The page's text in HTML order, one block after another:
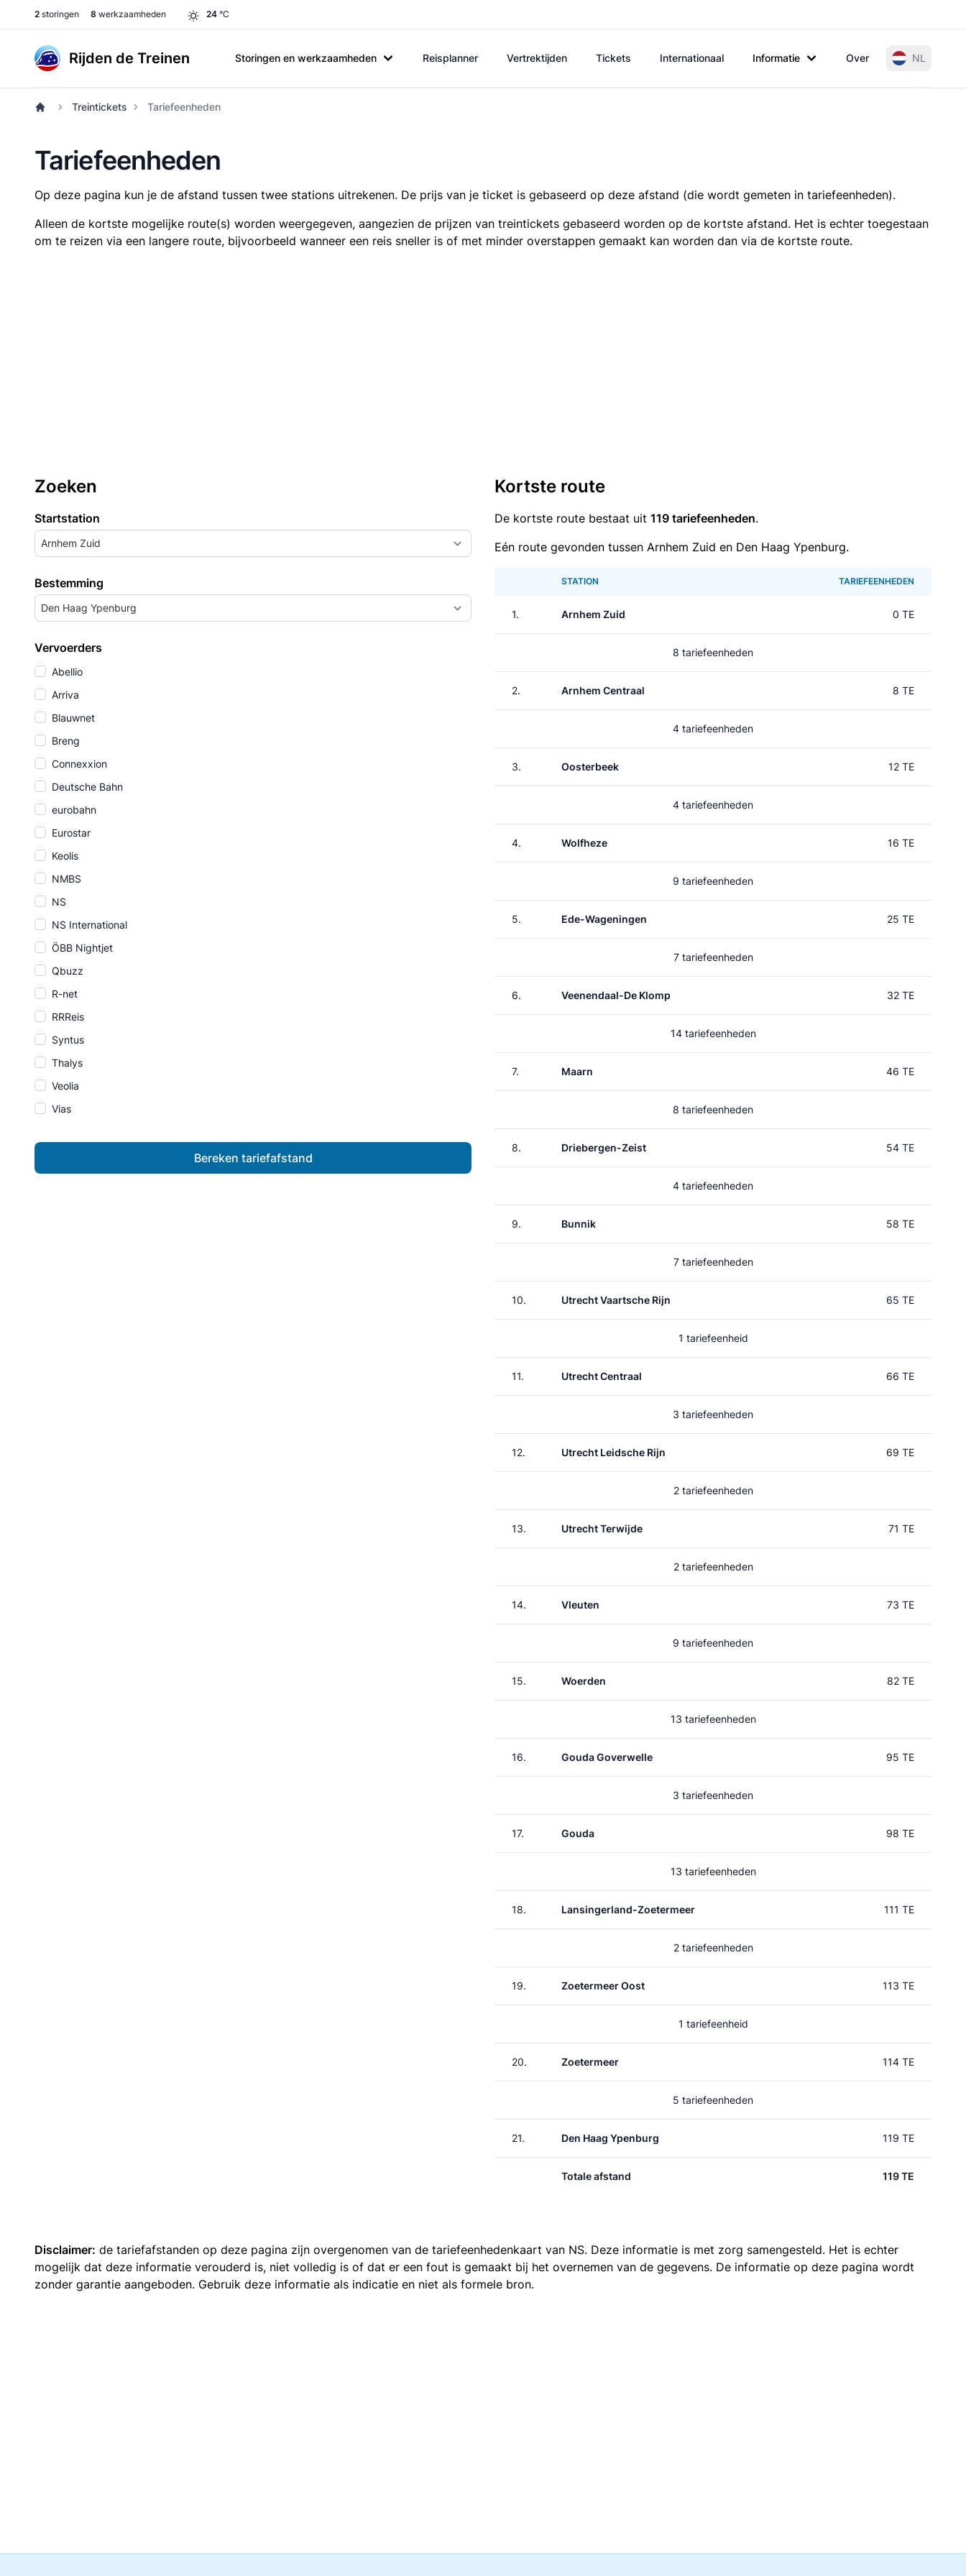
2 storingen 8 werkzaamheden 24 °C
Rijden de Treinen Storingen en werkzaamheden Reisplanner Vertrektijden Tickets Internationaal Informatie Over NL
Treintickets Tariefeenheden
Tariefeenheden
Op deze pagina kun je de afstand tussen twee stations uitrekenen. De prijs van je ticket is gebaseerd op deze afstand (die wordt gemeten in tariefeenheden).
Alleen de kortste mogelijke route(s) worden weergegeven, aangezien de prijzen van treintickets gebaseerd worden op de kortste afstand. Het is echter toegestaan
om te reizen via een langere route, bijvoorbeeld wanneer een reis sneller is of met minder overstappen gemaakt kan worden dan via de kortste route.
Zoeken
Startstation
Arnhem Zuid
Bestemming
Den Haag Ypenburg
Vervoerders
Abellio
Arriva
Blauwnet
Breng
Connexxion
Deutsche Bahn
eurobahn
Eurostar
Keolis
NMBS
NS
NS International
ÖBB Nightjet
Qbuzz
R-net
RRReis
Syntus
Thalys
Veolia
Vias
Bereken tariefafstand
Kortste route
De kortste route bestaat uit 119 tariefeenheden.
Eén route gevonden tussen Arnhem Zuid en Den Haag Ypenburg.
STATION TARIEFEENHEDEN
1. Arnhem Zuid 0 TE
8 tariefeenheden
2. Arnhem Centraal 8 TE
4 tariefeenheden
3. Oosterbeek 12 TE
4 tariefeenheden
4. Wolfheze 16 TE
9 tariefeenheden
5. Ede-Wageningen 25 TE
7 tariefeenheden
6. Veenendaal-De Klomp 32 TE
14 tariefeenheden
7. Maarn 46 TE
8 tariefeenheden
8. Driebergen-Zeist 54 TE
4 tariefeenheden
9. Bunnik 58 TE
7 tariefeenheden
10. Utrecht Vaartsche Rijn 65 TE
1 tariefeenheid
11. Utrecht Centraal 66 TE
3 tariefeenheden
12. Utrecht Leidsche Rijn 69 TE
2 tariefeenheden
13. Utrecht Terwijde 71 TE
2 tariefeenheden
14. Vleuten 73 TE
9 tariefeenheden
15. Woerden 82 TE
13 tariefeenheden
16. Gouda Goverwelle 95 TE
3 tariefeenheden
17. Gouda 98 TE
13 tariefeenheden
18. Lansingerland-Zoetermeer 111 TE
2 tariefeenheden
19. Zoetermeer Oost 113 TE
1 tariefeenheid
20. Zoetermeer 114 TE
5 tariefeenheden
21. Den Haag Ypenburg 119 TE
Totale afstand 119 TE
Disclaimer: de tariefafstanden op deze pagina zijn overgenomen van de tariefeenhedenkaart van NS. Deze informatie is met zorg samengesteld. Het is echter
mogelijk dat deze informatie verouderd is, niet volledig is of dat er een fout is gemaakt bij het overnemen van de gegevens. De informatie op deze pagina wordt
zonder garantie aangeboden. Gebruik deze informatie als indicatie en niet als formele bron.